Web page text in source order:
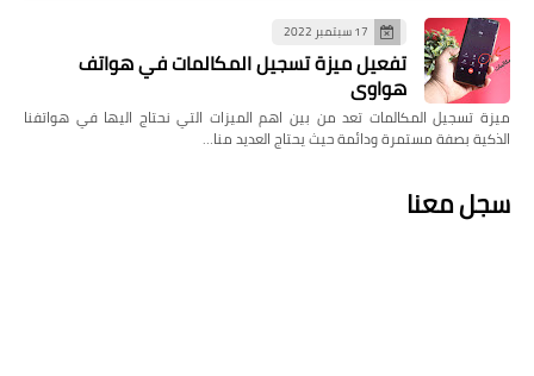
17 سبتمبر 2022
تفعيل ميزة تسجيل المكالمات في هواتف
هواوي
ميزة تسجيل المكالمات تعد من بين اهم الميزات التي نحتاج اليها في هواتفنا
الذكية بصفة مستمرة ودائمة حيث يحتاج العديد منا…
سجل معنا